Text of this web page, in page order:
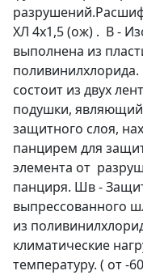
ХЛ 4х1,5 (ож) . В -
выполнена из
состоит из двух
подушки,
защитного слоя,
панцирем для
элемента от
панциря. Шв -
выпрессованного
из
климатические
температуру. ( от -